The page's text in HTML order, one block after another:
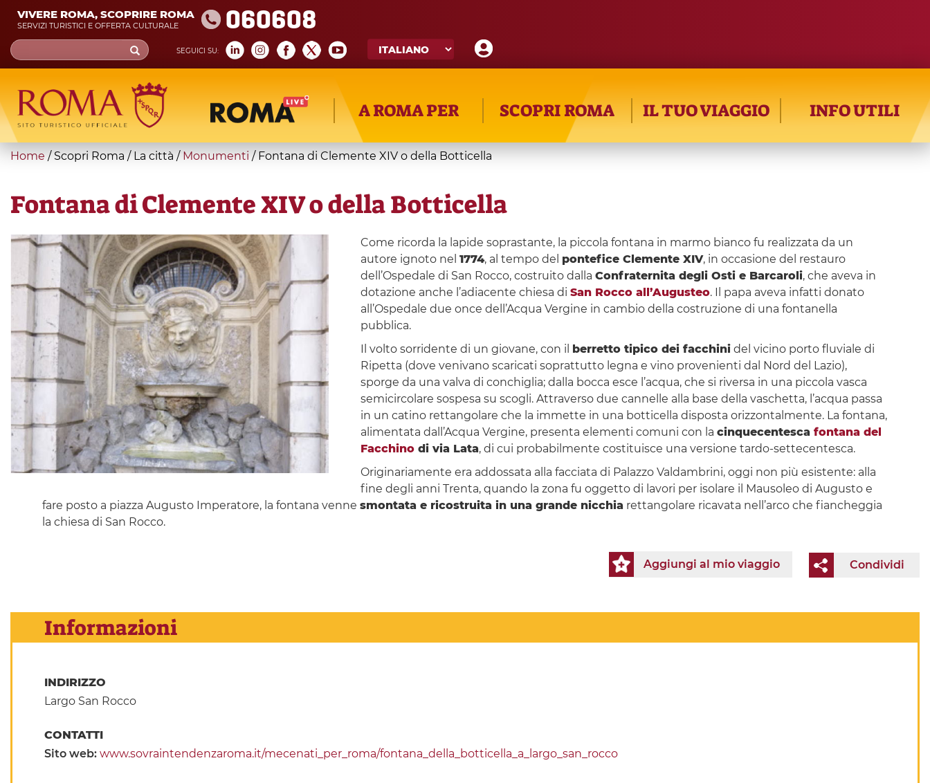
Skip
main
content
VIVERE ROMA, SCOPRIRE ROMA
SERVIZI TURISTICI E OFFERTA CULTURALE 060608
SEGUICI SU:
Search
form
Cerca
A ROMA PER SCOPRI ROMA IL TUO VIAGGIO INFO UTILI
You
here
Home / Scopri Roma / La città / Monumenti / Fontana di Clemente XIV o della Botticella
Fontana di Clemente XIV o della Botticella
Come ricorda la lapide soprastante, la piccola fontana in marmo bianco fu realizzata da un
autore ignoto nel 1774, al tempo del pontefice Clemente XIV, in occasione del restauro
dell’Ospedale di San Rocco, costruito dalla Confraternita degli Osti e Barcaroli, che aveva in
dotazione anche l’adiacente chiesa di San Rocco all’Augusteo. Il papa aveva infatti donato
all’Ospedale due once dell’Acqua Vergine in cambio della costruzione di una fontanella
pubblica.
Il volto sorridente di un giovane, con il berretto tipico dei facchinidel vicino porto fluviale di
Ripetta (dove venivano scaricati soprattutto legna e vino provenienti dal Nord del Lazio),
sporge da una valva di conchiglia; dalla bocca esce l’acqua, che si riversa in una piccola vasca
semicircolare sospesa su scogli. Attraverso due cannelle alla base della vaschetta, l’acqua passa
in un catino rettangolare che la immette in una botticella disposta orizzontalmente. La fontana,
alimentata dall’Acqua Vergine, presenta elementi comuni con la cinquecentesca fontana del
Facchinodi via Lata, di cui probabilmente costituisce una versione tardo-settecentesca.
Originariamente era addossata alla facciata di Palazzo Valdambrini, oggi non più esistente: alla
fine degli anni Trenta, quando la zona fu oggetto di lavori per isolare il Mausoleo di Augusto e
fare posto a piazza Augusto Imperatore, la fontana venne smontata e ricostruita in una grande nicchia rettangolare ricavata nell’arco che fiancheggia
la chiesa di San Rocco.
Condividi
Aggiungi al mio viaggio
Informazioni
INDIRIZZO
Largo San Rocco
CONTATTI
Sito web: www.sovraintendenzaroma.it/mecenati_per_roma/fontana_della_botticella_a_largo_san_rocco